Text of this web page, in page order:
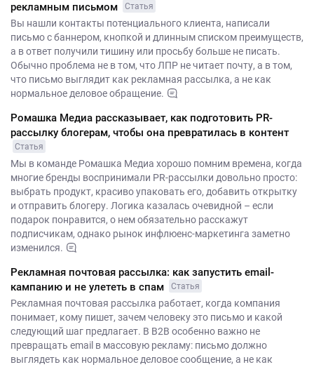
рекламным письмом
Статья
Вы нашли контакты потенциального клиента, написали
письмо с баннером, кнопкой и длинным списком преимуществ,
а в ответ получили тишину или просьбу больше не писать.
Обычно проблема не в том, что ЛПР не читает почту, а в том,
что письмо выглядит как рекламная рассылка, а не как
нормальное деловое обращение.
Ромашка Медиа рассказывает, как подготовить PR-
рассылку блогерам, чтобы она превратилась в контент
Статья
Мы в команде Ромашка Медиа хорошо помним времена, когда
многие бренды воспринимали PR-рассылки довольно просто:
выбрать продукт, красиво упаковать его, добавить открытку
и отправить блогеру. Логика казалась очевидной – если
подарок понравится, о нем обязательно расскажут
подписчикам, однако рынок инфлюенс-маркетинга заметно
изменился.
Рекламная почтовая рассылка: как запустить email-
кампанию и не улететь в спам
Статья
Рекламная почтовая рассылка работает, когда компания
понимает, кому пишет, зачем человеку это письмо и какой
следующий шаг предлагает. В B2B особенно важно не
превращать email в массовую рекламу: письмо должно
выглядеть как нормальное деловое сообщение, а не как